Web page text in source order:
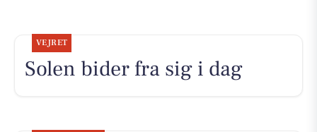
VEJRET
Solen bider fra sig i dag